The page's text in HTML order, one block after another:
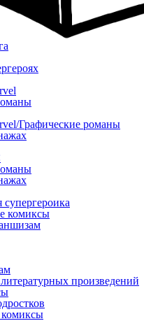
Графические романы
супергероика
комиксы
произведений
комиксы